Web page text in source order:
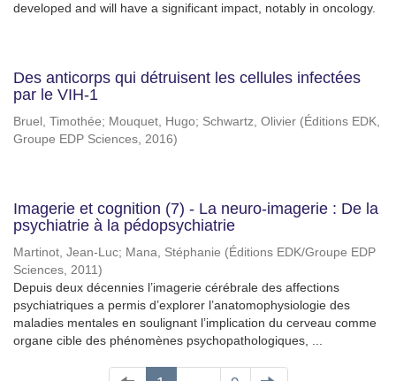
developed and will have a significant impact, notably in oncology.
Des anticorps qui détruisent les cellules infectées
par le VIH-1
Bruel, Timothée; Mouquet, Hugo; Schwartz, Olivier (Éditions EDK,
Groupe EDP Sciences, 2016)
Imagerie et cognition (7) - La neuro-imagerie : De la
psychiatrie à la pédopsychiatrie
Martinot, Jean-Luc; Mana, Stéphanie (Éditions EDK/Groupe EDP
Sciences, 2011)
Depuis deux décennies l’imagerie cérébrale des affections
psychiatriques a permis d’explorer l’anatomophysiologie des
maladies mentales en soulignant l’implication du cerveau comme
organe cible des phénomènes psychopathologiques, ...